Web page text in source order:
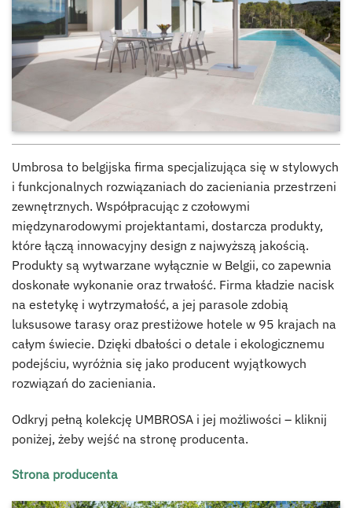
Umbrosa to belgijska firma specjalizująca się w stylowych
i funkcjonalnych rozwiązaniach do zacieniania przestrzeni
zewnętrznych. Współpracując z czołowymi
międzynarodowymi projektantami, dostarcza produkty,
które łączą innowacyjny design z najwyższą jakością.
Produkty są wytwarzane wyłącznie w Belgii, co zapewnia
doskonałe wykonanie oraz trwałość. Firma kładzie nacisk
na estetykę i wytrzymałość, a jej parasole zdobią
luksusowe tarasy oraz prestiżowe hotele w 95 krajach na
całym świecie. Dzięki dbałości o detale i ekologicznemu
podejściu, wyróżnia się jako producent wyjątkowych
rozwiązań do zacieniania.
Odkryj pełną kolekcję UMBROSA i jej możliwości – kliknij
poniżej, żeby wejść na stronę producenta.
Strona producenta